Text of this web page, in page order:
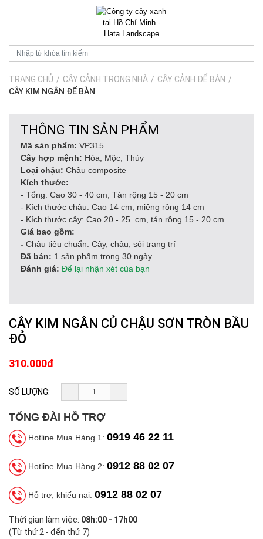
TRANG CHỦ / CÂY CẢNH TRONG NHÀ / CÂY CẢNH ĐỂ BÀN /
CÂY KIM NGÂN ĐỂ BÀN
THÔNG TIN SẢN PHẨM
Mã sản phẩm: VP315
Cây hợp mệnh: Hỏa, Mộc, Thủy
Loại chậu: Chậu composite
Kích thước:
- Tổng: Cao 30 - 40 cm; Tán rộng 15 - 20 cm
- Kích thước chậu: Cao 14 cm, miệng rộng 14 cm
- Kích thước cây: Cao 20 - 25 cm, tán rộng 15 - 20 cm
Giá bao gồm:
- Chậu tiêu chuẩn: Cây, chậu, sỏi trang trí
Đã bán: 1 sản phẩm trong 30 ngày
Đánh giá: Để lại nhận xét của bạn
CÂY KIM NGÂN CỦ CHẬU SƠN TRÒN BẦU
ĐỎ
310.000đ
SỐ LƯỢNG:
TỔNG ĐÀI HỖ TRỢ
Hotline Mua Hàng 1: 0919 46 22 11
Hotline Mua Hàng 2: 0912 88 02 07
Hỗ trợ, khiếu nại: 0912 88 02 07
Thời gian làm việc: 08h:00 - 17h00
(Từ thứ 2 - đến thứ 7)